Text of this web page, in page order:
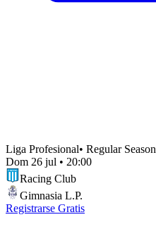
Liga Profesional• Regular Season
Dom 26 jul • 20:00
Racing Club
Gimnasia L.P.
Registrarse Gratis